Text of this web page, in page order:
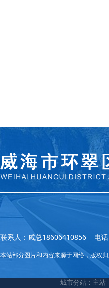
联系人：戚总18606410856 电
本站部分图片和内容来源于网络，版权
城市分站： 主站